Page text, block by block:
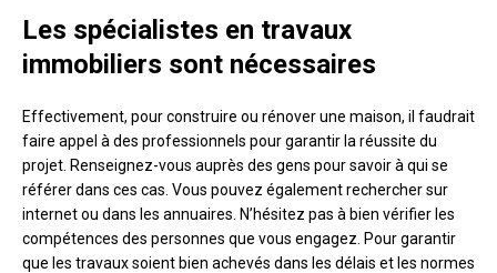
Les spécialistes en travaux
immobiliers sont nécessaires
Effectivement, pour construire ou rénover une maison, il faudrait
faire appel à des professionnels pour garantir la réussite du
projet. Renseignez-vous auprès des gens pour savoir à qui se
référer dans ces cas. Vous pouvez également rechercher sur
internet ou dans les annuaires. N’hésitez pas à bien vérifier les
compétences des personnes que vous engagez. Pour garantir
que les travaux soient bien achevés dans les délais et les normes